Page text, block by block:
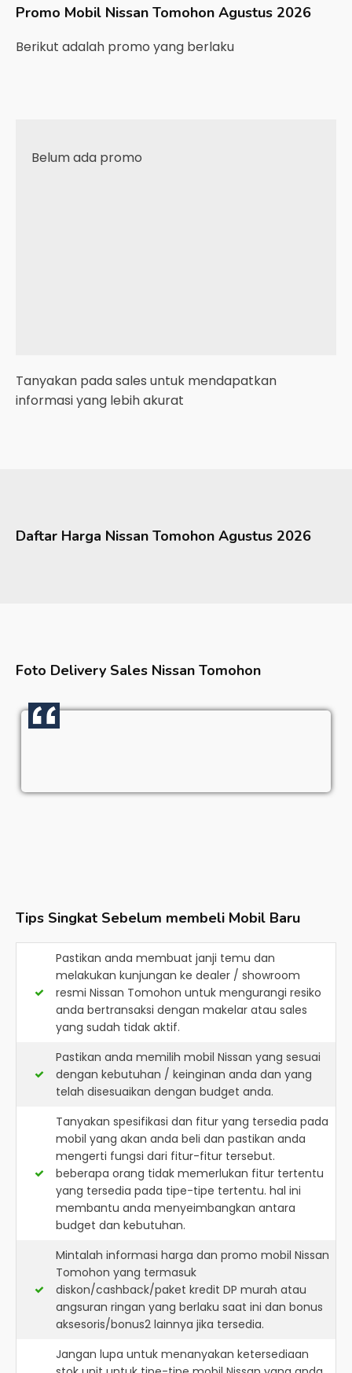
Promo Mobil Nissan Tomohon Agustus 2026
Berikut adalah promo yang berlaku
Belum ada promo
Tanyakan pada sales untuk mendapatkan
informasi yang lebih akurat
Daftar Harga Nissan Tomohon Agustus 2026
Foto Delivery Sales Nissan Tomohon
Tips Singkat Sebelum membeli Mobil Baru
Pastikan anda membuat janji temu dan
melakukan kunjungan ke dealer / showroom
resmi Nissan Tomohon untuk mengurangi resiko
anda bertransaksi dengan makelar atau sales
yang sudah tidak aktif.
Pastikan anda memilih mobil Nissan yang sesuai
dengan kebutuhan / keinginan anda dan yang
telah disesuaikan dengan budget anda.
Tanyakan spesifikasi dan fitur yang tersedia pada
mobil yang akan anda beli dan pastikan anda
mengerti fungsi dari fitur-fitur tersebut.
beberapa orang tidak memerlukan fitur tertentu
yang tersedia pada tipe-tipe tertentu. hal ini
membantu anda menyeimbangkan antara
budget dan kebutuhan.
Mintalah informasi harga dan promo mobil Nissan
Tomohon yang termasuk
diskon/cashback/paket kredit DP murah atau
angsuran ringan yang berlaku saat ini dan bonus
aksesoris/bonus2 lainnya jika tersedia.
Jangan lupa untuk menanyakan ketersediaan